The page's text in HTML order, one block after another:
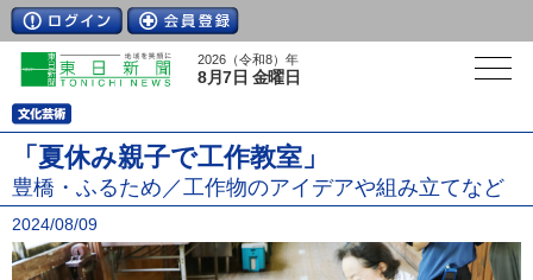
2026（令和8）年
8月7日 金曜日
「夏休み親子で工作教室」
豊橋・ふるため／工作物のアイデアや組み立てなど
2024/08/09